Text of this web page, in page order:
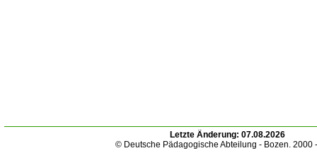
Letzte Änderung: 07.08.2026
© Deutsche Pädagogische Abteilung - Bozen. 2000